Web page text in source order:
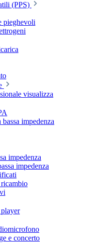
(PPS)
pieghevoli
visualizza
impedenza
impedenza
impedenza
e concerto